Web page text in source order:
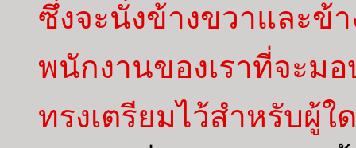
ซึ่งจะนั่งข้างขวาแล
พนักงานของเราที่จะ
ทรงเตรียมไว้สำหรับผู้ใ